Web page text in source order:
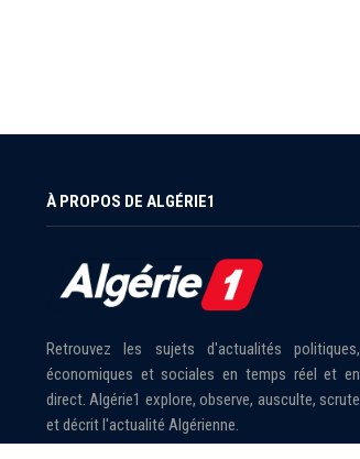
À PROPOS DE ALGÉRIE1
Retrouvez les sujets d'actualités politiques,
économiques et sociales en temps réel et en
direct. Algérie1 explore, observe, ausculte, scrute
et décrit l'actualité Algérienne.